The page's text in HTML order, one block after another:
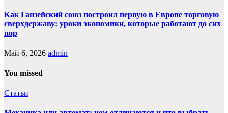
Как Ганзейский союз построил первую в Европе торговую
сверхдержаву: уроки экономики, которые работают до сих
пор
Май 6, 2026 admin
You missed
Статьи